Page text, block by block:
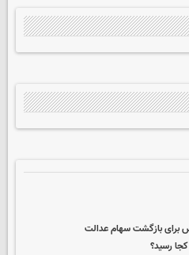
برای بازگشت سهام عدالت
رسید؟